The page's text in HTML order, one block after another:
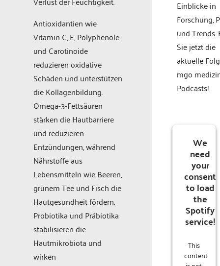
Antioxidantien wie
Vitamin C, E, Polyphenole
und Carotinoide
reduzieren oxidative
Schäden und unterstützen
die Kollagenbildung.
Omega-3-Fettsäuren
stärken die Hautbarriere
und reduzieren
Entzündungen, während
Nährstoffe aus
Lebensmitteln wie Beeren,
grünem Tee und Fisch die
Hautgesundheit fördern.
Probiotika und Präbiotika
stabilisieren die
Hautmikrobiota und
wirken
Einblicke in
Forschung,
und Trends.
Sie jetzt die
aktuelle
mgo
Podcasts!
We
need
your
consent
to load
the
Spotify
service!
This
content